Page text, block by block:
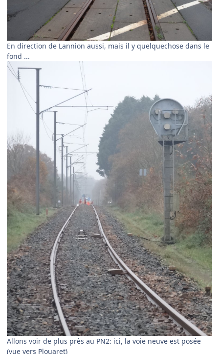
En direction de Lannion aussi, mais il y quelquechose dans le
fond ...
Allons voir de plus près au PN2: ici, la voie neuve est posée
(vue vers Plouaret)